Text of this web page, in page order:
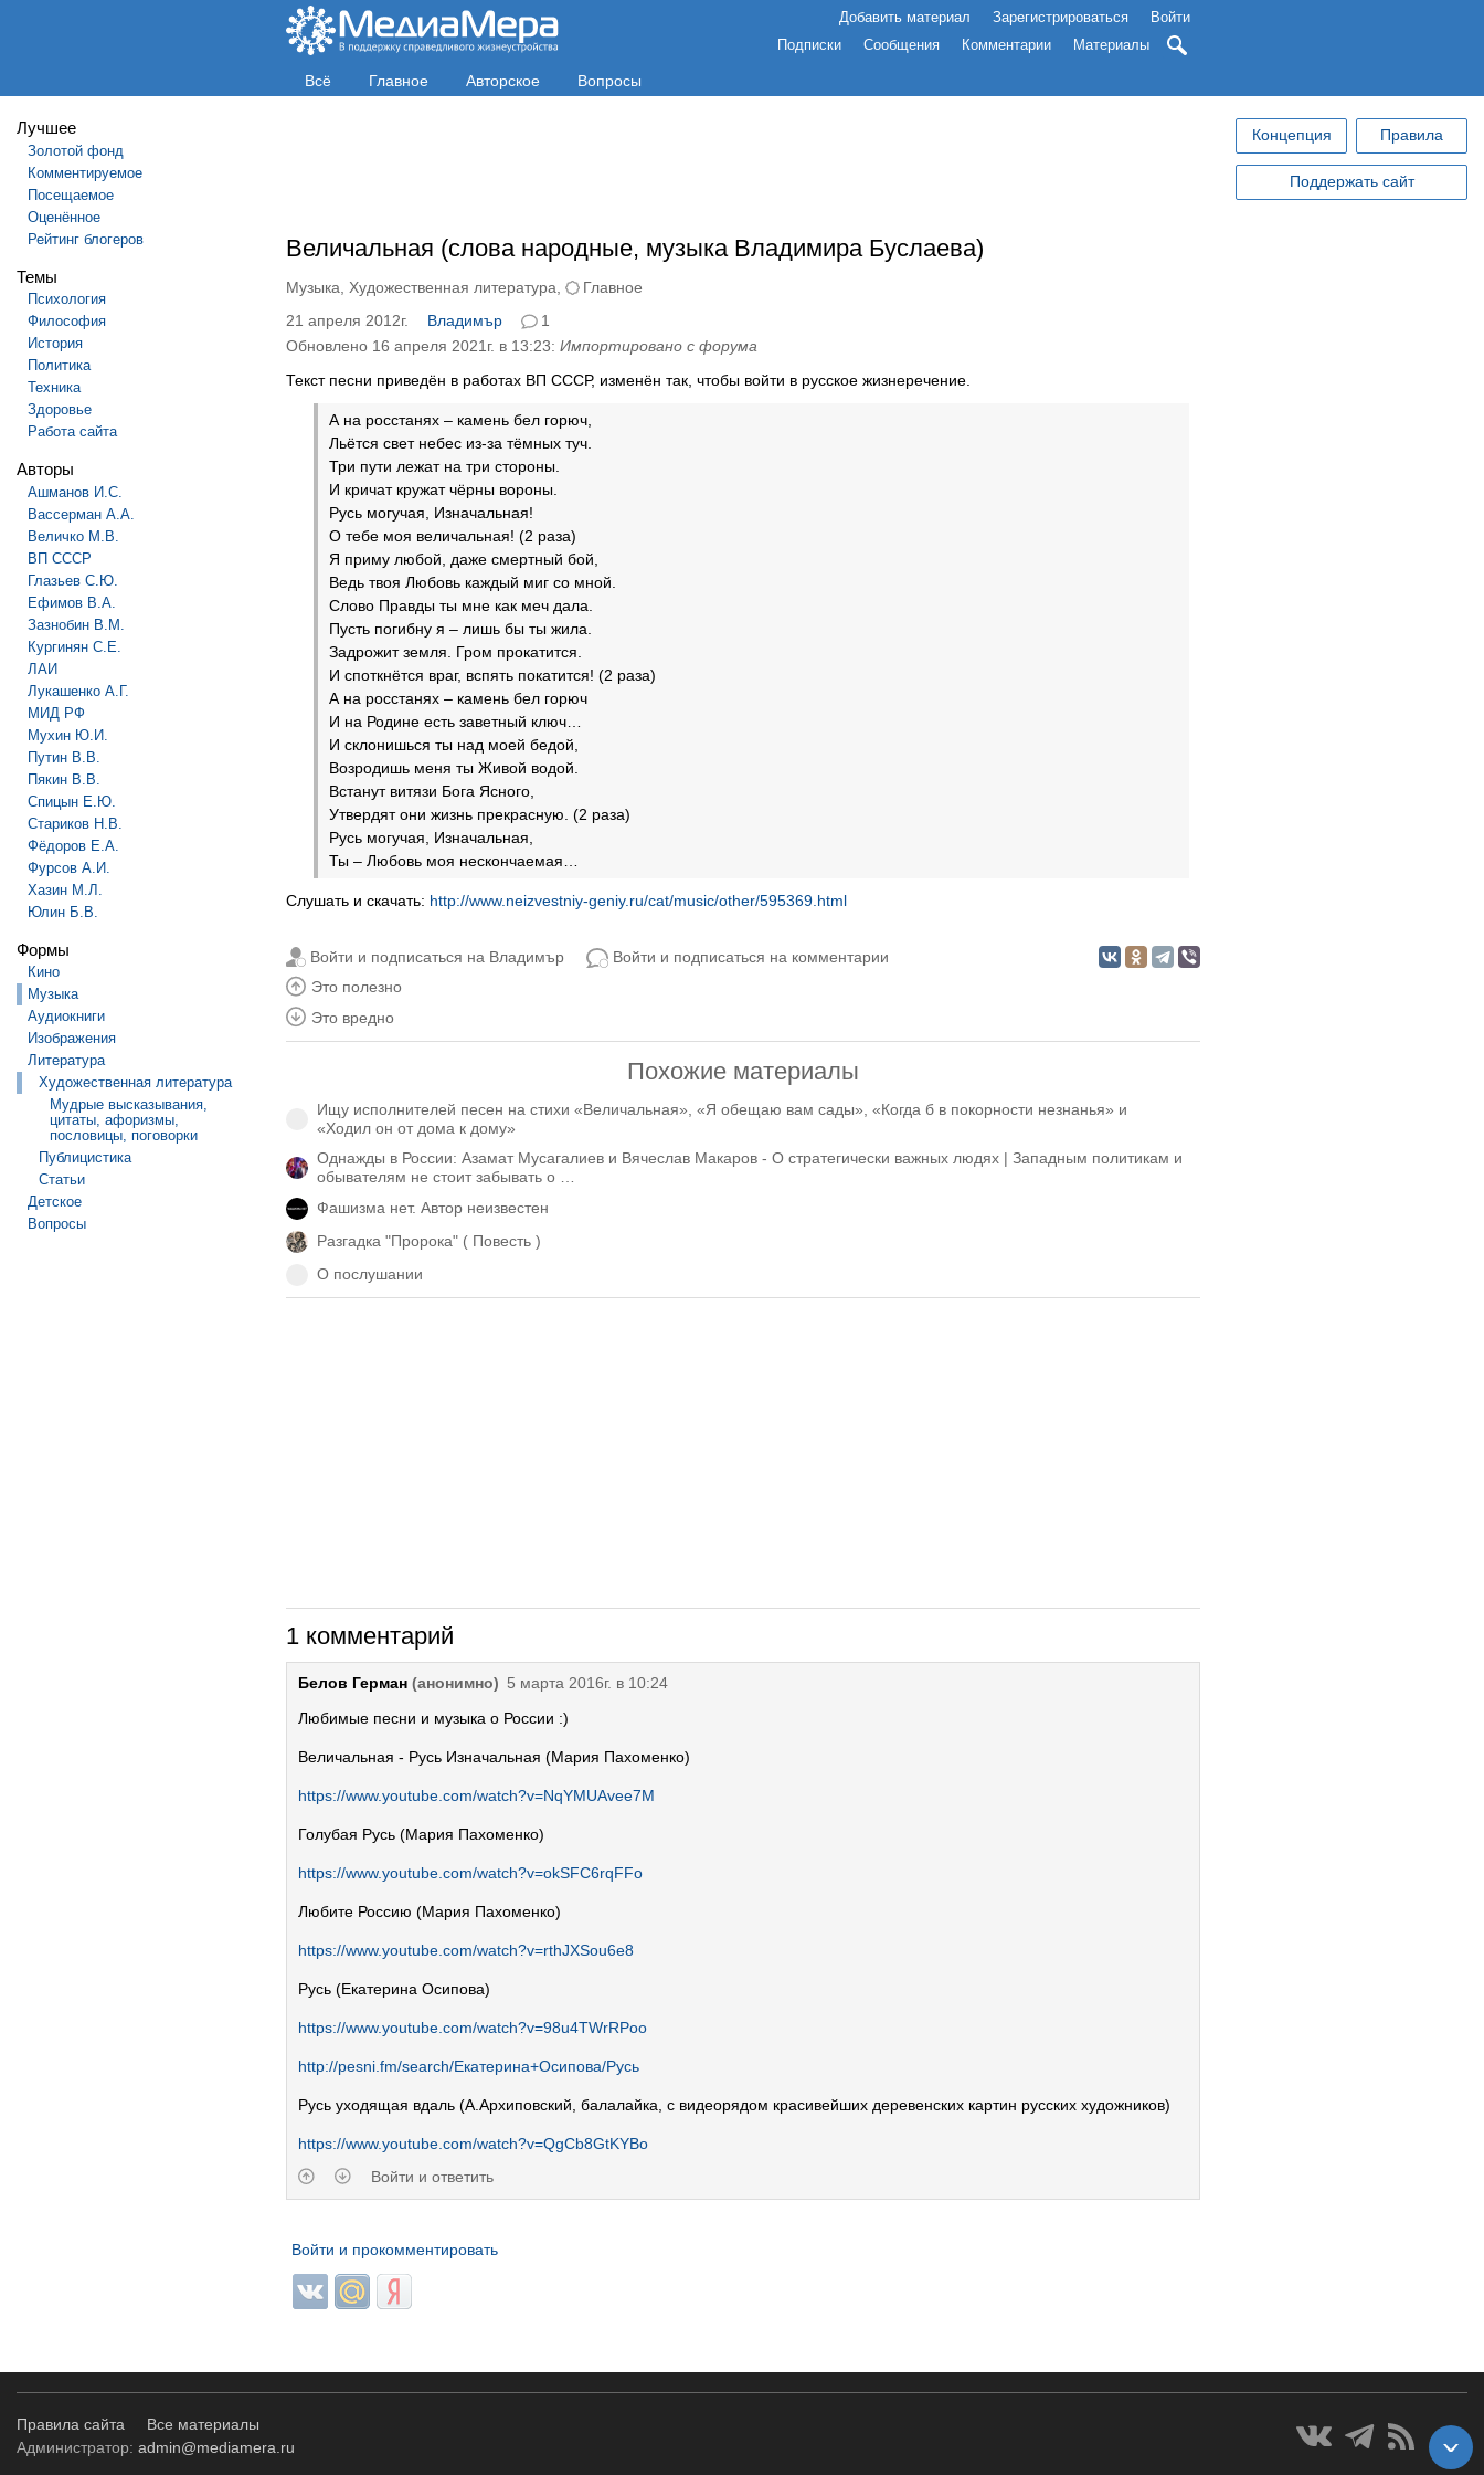
Добавить материал Зарегистрироваться
Войти
Подписки
Сообщения Комментарии Материалы
Всё Главное Авторское Вопросы
Лучшее
Золотой фонд
Комментируемое
Посещаемое
Оценённое
Рейтинг блогеров
Темы
Психология
Философия
История
Политика
Техника
Здоровье
Работа сайта
Авторы
Ашманов И.С.
Вассерман А.А.
Величко М.В.
ВП СССР
Глазьев С.Ю.
Ефимов В.А.
Зазнобин В.М.
Кургинян С.Е.
ЛАИ
Лукашенко А.Г.
МИД РФ
Мухин Ю.И.
Путин В.В.
Пякин В.В.
Спицын Е.Ю.
Стариков Н.В.
Фёдоров Е.А.
Фурсов А.И.
Хазин М.Л.
Юлин Б.В.
Формы
Кино
Музыка
Аудиокниги
Изображения
Литература
Художественная литература
Мудрые высказывания,
цитаты, афоризмы,
пословицы, поговорки
Публицистика
Статьи
Детское
Вопросы
Величальная (слова народные, музыка Владимира Буслаева)
Музыка Художественная литература
Главное
21 апреля 2012г.
Владимър
1
Обновлено 16 апреля 2021г. в 13:23: Импортировано с форума
Текст песни приведён в работах ВП СССР, изменён так, чтобы войти в русское жизнеречение.
А на росстанях – камень бел горюч,
Льётся свет небес из-за тёмных туч.
Три пути лежат на три стороны.
И кричат кружат чёрны вороны.
Русь могучая, Изначальная!
О тебе моя величальная! (2 раза)
Я приму любой, даже смертный бой,
Ведь твоя Любовь каждый миг со мной.
Слово Правды ты мне как меч дала.
Пусть погибну я – лишь бы ты жила.
Задрожит земля. Гром прокатится.
И споткнётся враг, вспять покатится! (2 раза)
А на росстанях – камень бел горюч
И на Родине есть заветный ключ…
И склонишься ты над моей бедой,
Возродишь меня ты Живой водой.
Встанут витязи Бога Ясного,
Утвердят они жизнь прекрасную. (2 раза)
Русь могучая, Изначальная,
Ты – Любовь моя нескончаемая…
Слушать и скачать: http://www.neizvestniy-geniy.ru/cat/music/other/595369.html
Войти и подписаться на Владимър
Войти и подписаться на комментарии
Это полезно
Это вредно
Похожие материалы
Ищу исполнителей песен на стихи «Величальная», «Я обещаю вам сады», «Когда б в покорности незнанья» и
«Ходил он от дома к дому»
Однажды в России: Азамат Мусагалиев и Вячеслав Макаров - О стратегически важных людях | Западным политикам и
обывателям не стоит забывать о …
Фашизма нет. Автор неизвестен
Разгадка "Пророка" ( Повесть )
О послушании
1 комментарий
Белов Герман (анонимно) 5 марта 2016г. в 10:24
Любимые песни и музыка о России :)
Величальная - Русь Изначальная (Мария Пахоменко)
https://www.youtube.com/watch?v=NqYMUAvee7M
Голубая Русь (Мария Пахоменко)
https://www.youtube.com/watch?v=okSFC6rqFFo
Любите Россию (Мария Пахоменко)
https://www.youtube.com/watch?v=rthJXSou6e8
Русь (Екатерина Осипова)
https://www.youtube.com/watch?v=98u4TWrRPoo
http://pesni.fm/search/Екатерина+Осипова/Русь
Русь уходящая вдаль (А.Архиповский, балалайка, с видеорядом красивейших деревенских картин русских художников)
https://www.youtube.com/watch?v=QgCb8GtKYBo
Войти и ответить
Войти и прокомментировать
Login with ВКонтакте
Login with Mail.ru
Login with Яндекс
Концепция Правила
Поддержать сайт
Правила сайта
Все материалы
Администратор: admin@mediamera.ru